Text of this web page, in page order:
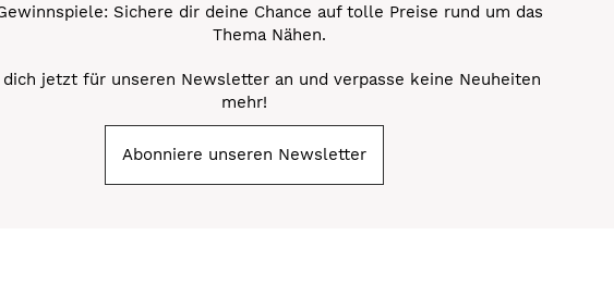
Sichere dir deine Chance auf tolle Preise rund um das
Thema Nähen.
dich jetzt für unseren Newsletter an und verpasse keine Neuheiten
mehr!
Abonniere unseren Newsletter